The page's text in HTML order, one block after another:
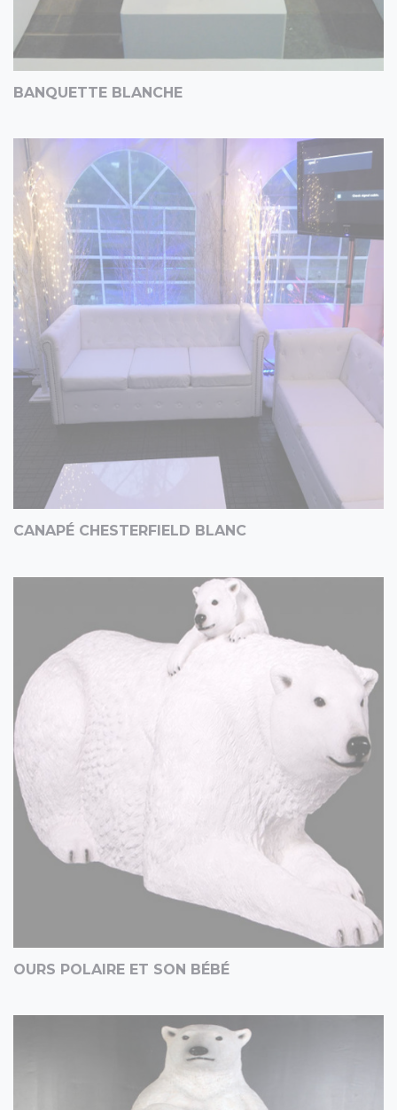
BANQUETTE BLANCHE
CANAPÉ CHESTERFIELD BLANC
OURS POLAIRE ET SON BÉBÉ